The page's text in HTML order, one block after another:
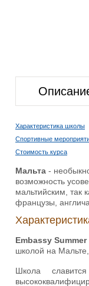
Характеристика школы
Спортивные
Стоимость курса
Мальта -
возможность
мальтийским, так
французы,
Embassy Summer
школой на Мальте,
Школа